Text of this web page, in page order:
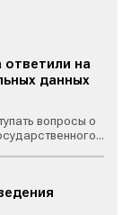
ответили на
данных
вопросы о